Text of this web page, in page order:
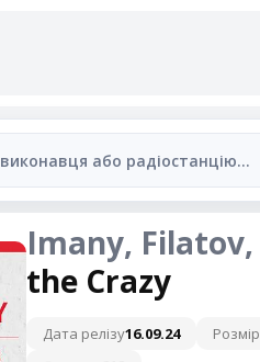
Imany, Filatov,
the Crazy
Дата релізу16.09.24 Розмір